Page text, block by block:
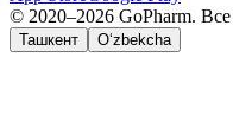
© 2020–2026 GoPharm.
Ташкент O‘zbekcha